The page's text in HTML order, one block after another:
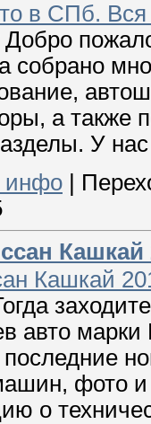
в СПб.
Добро
собрано
а также
У
инфо
Кашкай
Кашкай
авто
последние
фото и
о